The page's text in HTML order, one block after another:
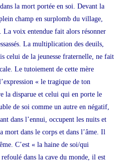
la mort portée en soi. Devant la
champ en surplomb du village,
La voix entendue fait alors résonner
La multiplication des deuils,
celui de la jeunesse fraternelle, ne fait
Le tutoiement de cette mère
« le tragique de ton
la disparue et celui qui en porte le
de soi comme un autre en négatif,
dans l’ennui, occupent les nuits et
mort dans le corps et dans l’âme. Il
C’est « la haine de soi/qui
dans la cave du monde, il est